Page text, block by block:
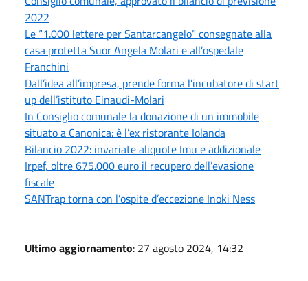
2022
Le “1.000 lettere per Santarcangelo” consegnate alla
casa protetta Suor Angela Molari e all’ospedale
Franchini
Dall’idea all’impresa, prende forma l’incubatore di start
up dell’istituto Einaudi-Molari
In Consiglio comunale la donazione di un immobile
situato a Canonica: è l’ex ristorante Iolanda
Bilancio 2022: invariate aliquote Imu e addizionale
Irpef, oltre 675.000 euro il recupero dell’evasione
fiscale
SANTrap torna con l’ospite d’eccezione Inoki Ness
Ultimo aggiornamento: 27 agosto 2024, 14:32